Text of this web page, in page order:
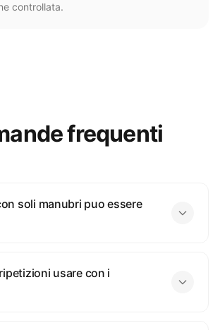
controllata.
frequenti
soli manubri puo essere
usare con i